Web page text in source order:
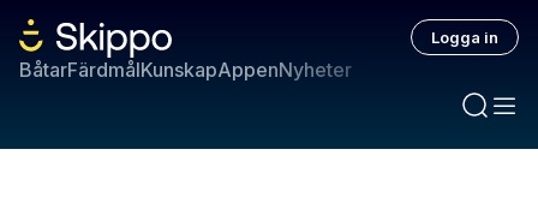
BåtarFärdmålKunskapAppenNyheter
Logga in